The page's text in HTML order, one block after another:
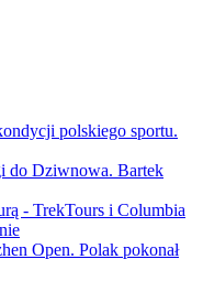
polskiego sportu.
do Dziwnowa. Bartek
- TrekTours i Columbia
Open. Polak pokonał